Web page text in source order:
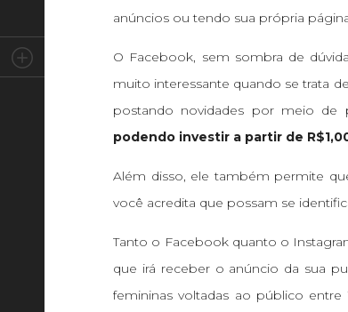
anúncios ou tendo sua própria
O Facebook, sem sombra de
muito interessante quando se trata
postando novidades por meio de
podendo investir a partir de
Além disso, ele também permite
você acredita que possam se
Tanto o Facebook quanto o
que irá receber o anúncio da sua
femininas voltadas ao público